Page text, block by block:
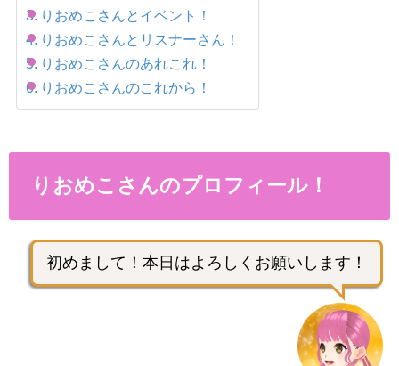
りおめこさんとイベント！
りおめこさんとリスナーさん！
りおめこさんのあれこれ！
りおめこさんのこれから！
りおめこさんのプロフィール！
初めまして！本日はよろしくお願いします！